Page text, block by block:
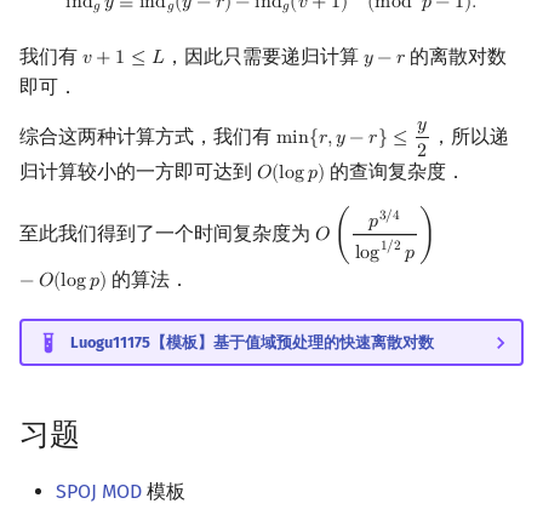
ind𝑔 𝑦 ≡ ind𝑔(𝑦 −𝑟) −ind𝑔(𝑣+ 1) (mod 𝑝− 1).
我们有 𝑣+ 1 ≤ 𝐿
v +1≤L ，因此只需要递归计算 𝑦−𝑟
y−r
的离散对数
即可．
综合这两种计算方式，我们有 min{𝑟,𝑦−𝑟} ≤ 𝑦
2
min{r,y− r}≤ y 2
，所以递
归计算较小的一方即可达到 𝑂(log𝑝)
O(logp) 的查询复杂度．
至此我们得到了一个时间复杂度为 𝑂 ( 𝑝3/4
log1/2 𝑝
)
−𝑂(log𝑝)
O( p 3/4log1/ 2p
的算法．
Luogu11175【模板】基于值域预处理的快速离散对数
习题
SPOJ MOD 模板